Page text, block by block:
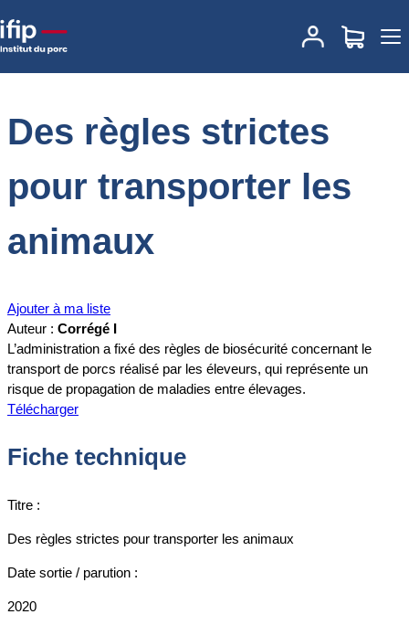
Accueil
Des règles strictes pour transporter les
animaux
Des règles strictes
pour transporter les
animaux
Ajouter à ma liste
Auteur : Corrégé I
L’administration a fixé des règles de biosécurité concernant le
transport de porcs réalisé par les éleveurs, qui représente un
risque de propagation de maladies entre élevages.
Télécharger
Fiche technique
Titre :
Des règles strictes pour transporter les animaux
Date sortie / parution :
2020